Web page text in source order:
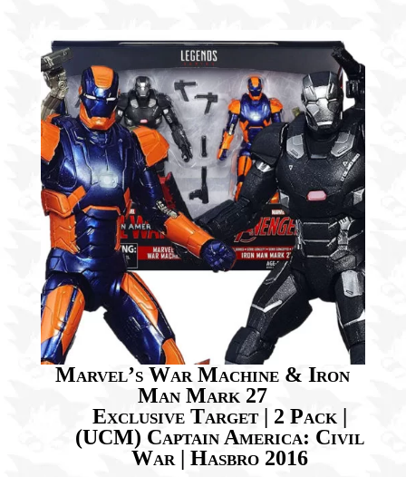
Marvel’s War Machine & Iron
Man Mark 27
Exclusive Target | 2 Pack |
(UCM) Captain America: Civil
War | Hasbro 2016